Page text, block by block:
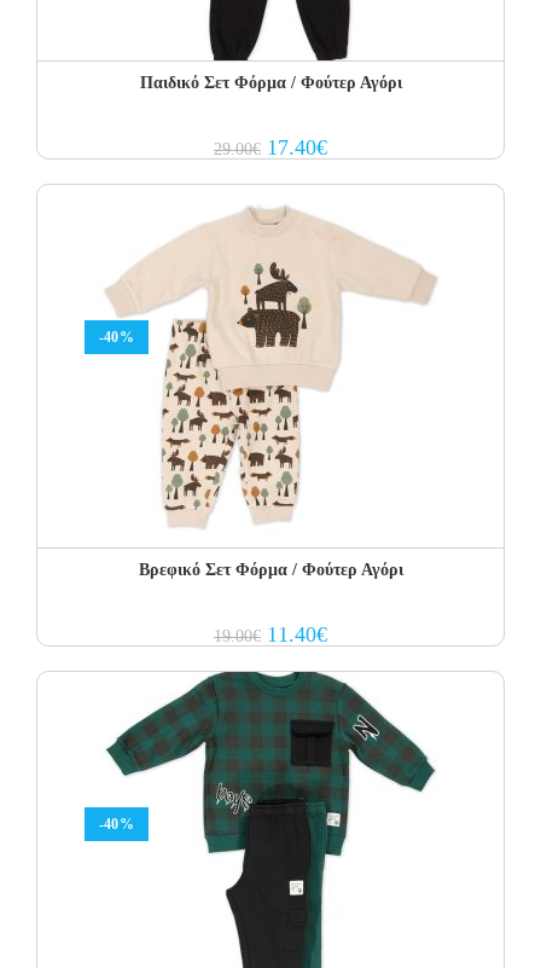
Παιδικό Σετ Φόρμα / Φούτερ Αγόρι
29.00€ Original
price
17.40€Current
price
-40%
Βρεφικό Σετ Φόρμα / Φούτερ Αγόρι
19.00€ Original
price
19.00€.
11.40€Current
price
11.40€.
-40%